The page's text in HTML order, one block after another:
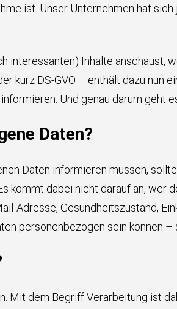
ist. Unser Unternehmen hat
interessanten) Inhalte anschaust,
kurz DS-GVO – enthält dazu nun
Und genau darum geht
Daten?
Daten informieren müssen,
kommt dabei nicht darauf an, wer
Adresse, Gesundheitszustand,
personenbezogen sein können
Mit dem Begriff Verarbeitung ist